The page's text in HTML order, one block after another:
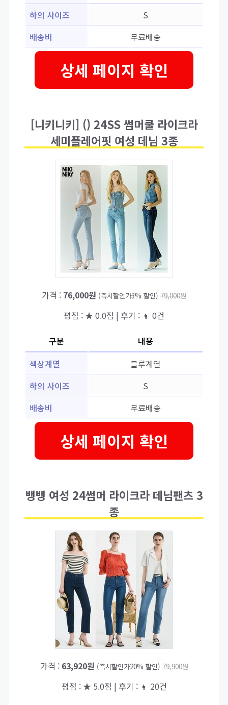
하의 사이즈
S
배송비
무료배송
상세 페이지 확인
[니키니키] () 24SS 썸머쿨 라이크라
세미플레어핏 여성 데님 3종
가격 : 76,000원 (즉시할인가3% 할인) 79,000원
평점 : ★ 0.0점 | 후기 : 👧 0건
구분
내용
색상계열
블루계열
하의 사이즈
S
배송비
무료배송
상세 페이지 확인
뱅뱅 여성 24썸머 라이크라 데님팬츠 3
종
가격 : 63,920원 (즉시할인가20% 할인) 79,900원
평점 : ★ 5.0점 | 후기 : 👧 20건